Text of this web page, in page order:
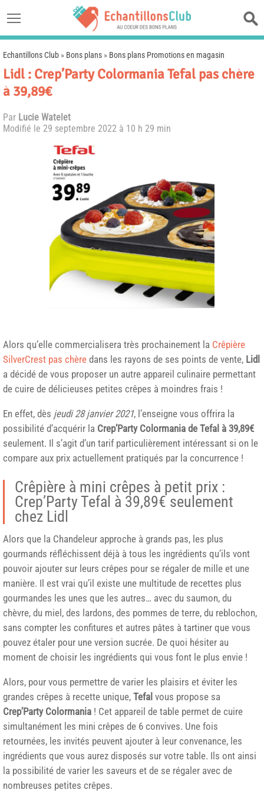
Echantillons Club » Bons plans » Bons plans Promotions en magasin
Lidl : Crep’Party Colormania Tefal pas chère
à 39,89€
Par Lucie Watelet
Modifié le 29 septembre 2022 à 10 h 29 min
Alors qu’elle commercialisera très prochainement la Crêpière
SilverCrest pas chère dans les rayons de ses points de vente, Lidl
a décidé de vous proposer un autre appareil culinaire permettant
de cuire de délicieuses petites crêpes à moindres frais !
En effet, dès jeudi 28 janvier 2021, l’enseigne vous offrira la
possibilité d’acquérir la Crep’Party Colormania de Tefal à 39,89€
seulement. Il s’agit d’un tarif particulièrement intéressant si on le
compare aux prix actuellement pratiqués par la concurrence !
Crêpière à mini crêpes à petit prix :
Crep’Party Tefal à 39,89€ seulement
chez Lidl
Alors que la Chandeleur approche à grands pas, les plus
gourmands réfléchissent déjà à tous les ingrédients qu’ils vont
pouvoir ajouter sur leurs crêpes pour se régaler de mille et une
manière. Il est vrai qu’il existe une multitude de recettes plus
gourmandes les unes que les autres… avec du saumon, du
chèvre, du miel, des lardons, des pommes de terre, du reblochon,
sans compter les confitures et autres pâtes à tartiner que vous
pouvez étaler pour une version sucrée. De quoi hésiter au
moment de choisir les ingrédients qui vous font le plus envie !
Alors, pour vous permettre de varier les plaisirs et éviter les
grandes crêpes à recette unique, Tefal vous propose sa
Crep’Party Colormania ! Cet appareil de table permet de cuire
simultanément les mini crêpes de 6 convives. Une fois
retournées, les invités peuvent ajouter à leur convenance, les
ingrédients que vous aurez disposés sur votre table. Ils ont ainsi
la possibilité de varier les saveurs et de se régaler avec de
nombreuses petites crêpes.